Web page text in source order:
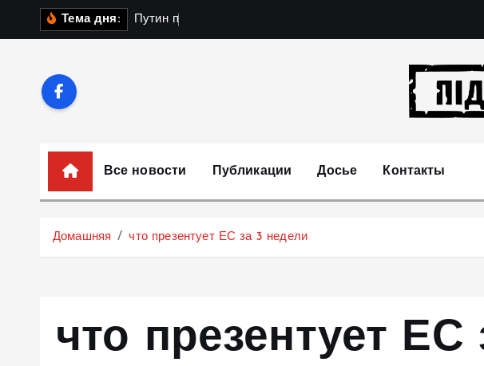
Тема дня: Путин п
Все новости Публикации Досье Контакты
Домашняя что презентует ЕС за 3 недели
что презентует ЕС